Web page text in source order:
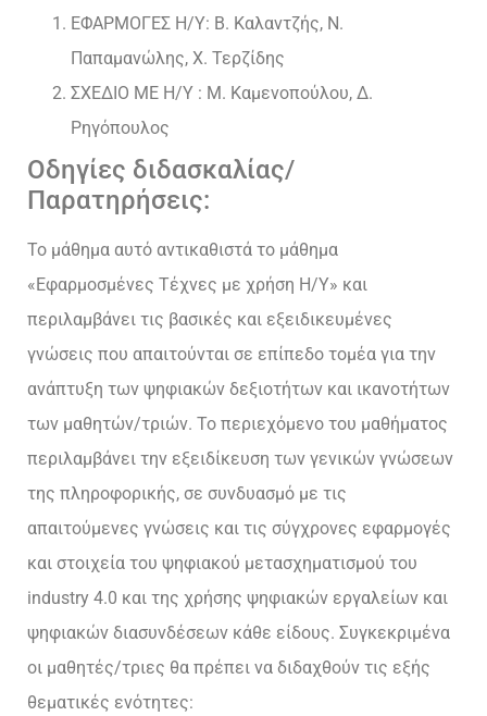
ΕΦΑΡΜΟΓΕΣ Η/Υ: Β. Καλαντζής, Ν.
Παπαμανώλης, Χ. Τερζίδης
ΣΧΕΔΙΟ ΜΕ Η/Υ : Μ. Καμενοπούλου, Δ.
Ρηγόπουλος
Οδηγίες διδασκαλίας/
Παρατηρήσεις:
Το μάθημα αυτό αντικαθιστά το μάθημα
«Εφαρμοσμένες Τέχνες με χρήση Η/Υ» και
περιλαμβάνει τις βασικές και εξειδικευμένες
γνώσεις που απαιτούνται σε επίπεδο τομέα για την
ανάπτυξη των ψηφιακών δεξιοτήτων και ικανοτήτων
των μαθητών/τριών. Το περιεχόμενο του μαθήματος
περιλαμβάνει την εξειδίκευση των γενικών γνώσεων
της πληροφορικής, σε συνδυασμό με τις
απαιτούμενες γνώσεις και τις σύγχρονες εφαρμογές
και στοιχεία του ψηφιακού μετασχηματισμού του
industry 4.0 και της χρήσης ψηφιακών εργαλείων και
ψηφιακών διασυνδέσεων κάθε είδους. Συγκεκριμένα
οι μαθητές/τριες θα πρέπει να διδαχθούν τις εξής
θεματικές ενότητες: